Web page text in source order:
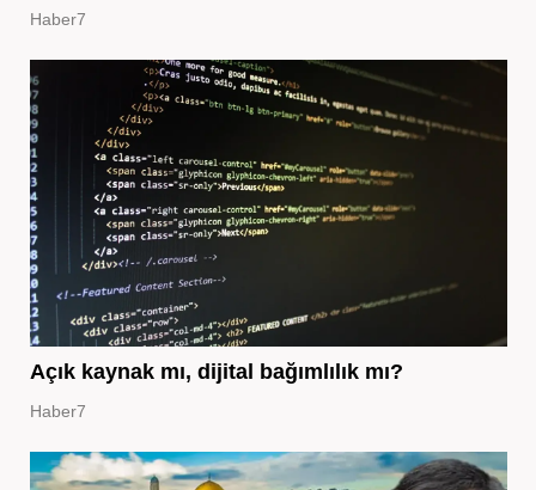
Haber7
Açık kaynak mı, dijital bağımlılık mı?
Haber7